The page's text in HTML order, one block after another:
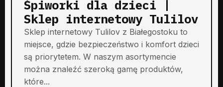
Śpiworki dla dzieci |
Sklep internetowy Tulilov
Sklep internetowy Tulilov z Białegostoku to
miejsce, gdzie bezpieczeństwo i komfort dzieci
są priorytetem. W naszym asortymencie
można znaleźć szeroką gamę produktów,
które...